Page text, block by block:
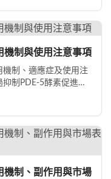
機制與使用注意事項
制、適應症及使用注
制PDE-5酵素促進血
機制、副作用與市場